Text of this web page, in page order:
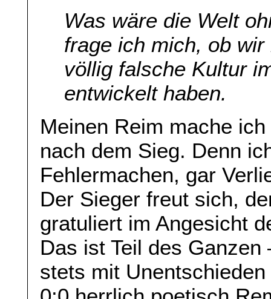
Was wäre die Welt
frage ich mich, ob
völlig falsche Kultur
entwickelt haben.
Meinen Reim mache
nach dem Sieg. Denn
Fehlermachen, gar
Der Sieger freut sich,
gratuliert im Angesicht
Das ist Teil des
stets mit